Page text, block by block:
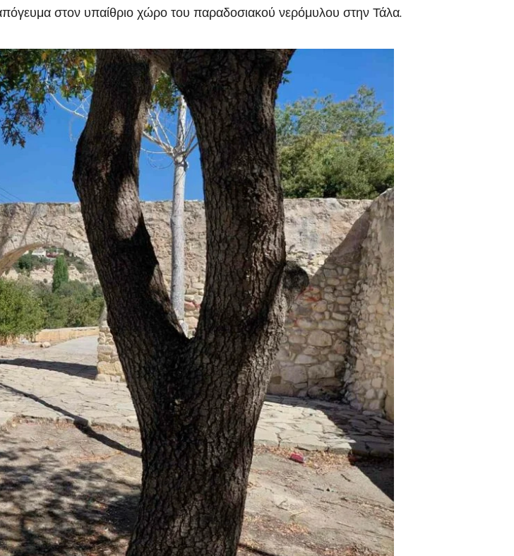
στον υπαίθριο χώρο του παραδοσιακού νερόμυλου στην Τάλα.